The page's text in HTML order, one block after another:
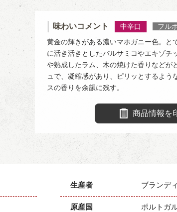
味わいコメント 中辛口
フル
黄金の輝きがある濃いマホガニー色。と
に活き活きとしたバルサミコやエキゾチ
や熟成したラム、木の焼けた香りなどが
ュで、凝縮感があり、ピリッとするよう
スの香りを余韻に残す。
商品情報を
生産者 ブランデ
原産国 ポルトガ